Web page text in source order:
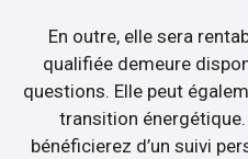
En outre, elle sera
qualifiée demeure
questions. Elle peut
transition
bénéficierez d’un suivi